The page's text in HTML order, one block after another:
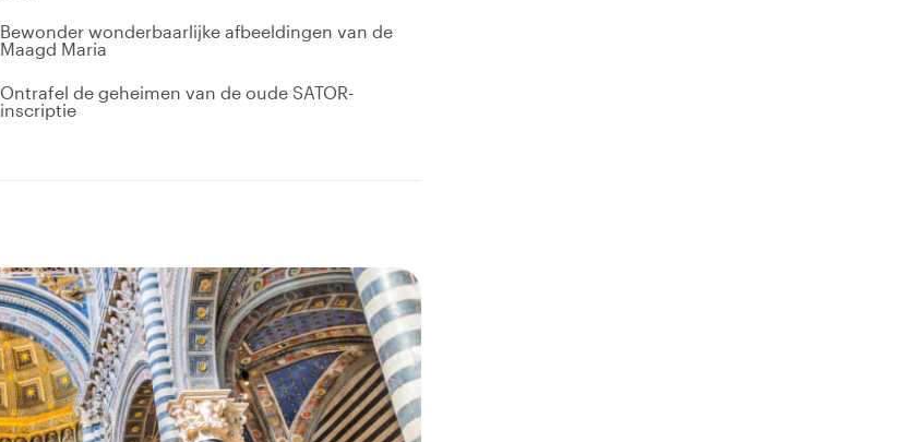
Bewonder wonderbaarlijke afbeeldingen van de
Maagd Maria
Ontrafel de geheimen van de oude SATOR-
inscriptie